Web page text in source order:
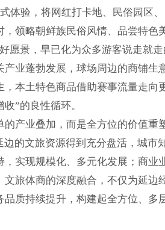
体验，将网红打卡地、民俗园区
，领略朝鲜族民俗风情、品尝特色
愿景，早已化为众多游客说走就
产业蓬勃发展，球场周边的商铺生
本土特色商品借助赛事流量走向
”的良性循环。
的产业叠加，而是全方位的价值重
边的文旅资源得到充分盘活，城市
，实现规模化、多元化发展；商业
文旅体商的深度融合，不仅为延边
品质持续提升，构建起全方位、多